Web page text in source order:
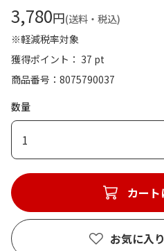
3,780円(送料・税込)
※軽減税率対象
獲得ポイント： 37 pt
商品番号
8075790037
数量
1
カート
お気に入